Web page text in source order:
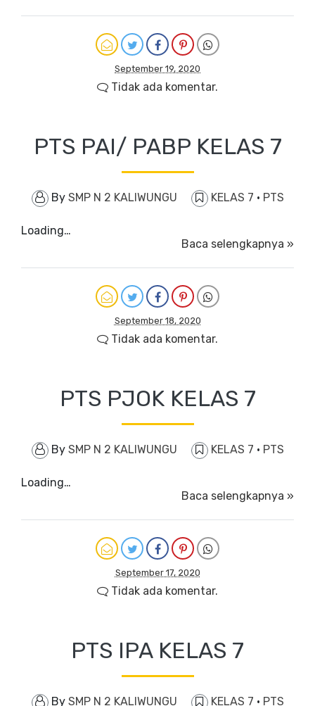
September 19, 2020
Tidak ada komentar.
PTS PAI/ PABP KELAS 7
By SMP N 2 KALIWUNGU KELAS 7 · PTS
Loading…
Baca selengkapnya »
September 18, 2020
Tidak ada komentar.
PTS PJOK KELAS 7
By SMP N 2 KALIWUNGU KELAS 7 · PTS
Loading…
Baca selengkapnya »
September 17, 2020
Tidak ada komentar.
PTS IPA KELAS 7
By SMP N 2 KALIWUNGU KELAS 7 · PTS